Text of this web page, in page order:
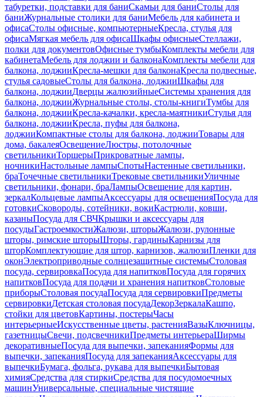
табуретки, подставки для баниСкамьи для баниСтолы для
баниЖурнальные столики для баниМебель для кабинета и
офисаСтолы офисные, компьютерныеКресла, стулья для
офисаМягкая мебель для офисаШкафы офисныеСтеллажи,
полки для документовОфисные тумбыКомплекты мебели для
кабинетаМебель для лоджии и балконаКомплекты мебели для
балкона, лоджииКресла-мешки для балконаКресла подвесные,
стулья садовыеСтолы для балкона, лоджииШкафы для
балкона, лоджииДверцы жалюзийныеСистемы хранения для
балкона, лоджииЖурнальные столы, столы-книгиТумбы для
балкона, лоджииКресла-качалки, кресла-маятникиСтулья для
балкона, лоджииКресла, пуфы для балкона,
лоджииКомпактные столы для балкона, лоджииТовары для
дома, бакалеяОсвещениеЛюстры, потолочные
светильникиТоршерыПрикроватные лампы,
ночникиНастольные лампыСпотыНастенные светильники,
браТочечные светильникиТрековые светильникиУличные
светильники, фонари, браЛампыОсвещение для картин,
зеркалКольцевые лампыАксессуары для освещенияПосуда для
готовкиСковороды, сотейники, вокиКастрюли, ковши,
казаныПосуда для СВЧКрышки и аксессуары для
посудыГастроемкостиЖалюзи, шторыЖалюзи, рулонные
шторы, римские шторыШторы, гардиныКарнизы для
шторКомплектующие для штор, карнизов, жалюзиПленки для
оконЭлектроприводные солнцезащитные системыСтоловая
посуда, сервировкаПосуда для напитковПосуда для горячих
напитковПосуда для подачи и хранения напитковСтоловые
приборыСтоловая посудаПосуда для сервировкиПредметы
сервировкиДетская столовая посудаДекорЗеркалаКашпо,
стойки для цветовКартины, постерыЧасы
интерьерныеИскусственные цветы, растенияВазыКлючницы,
газетницыСвечи, подсвечникиПредметы интерьераШирмы
декоративныеПосуда для выпечки, запеканияФормы для
выпечки, запеканияПосуда для запеканияАксессуары для
выпечкиБумага, фольга, рукава для выпечкиБытовая
химияСредства для стиркиСредства для посудомоечных
машинУниверсальные, специальные чистящие